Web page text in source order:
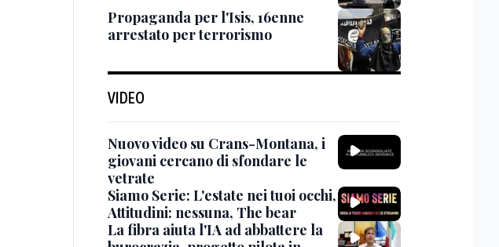
Propaganda per l'Isis, 16enne
arrestato per terrorismo
VIDEO
Nuovo video su Crans-Montana, i
giovani cercano di sfondare le
vetrate
Siamo Serie: L'estate nei tuoi occhi,
Attitudini: nessuna, The bear
La fibra aiuta l'IA ad abbattere la